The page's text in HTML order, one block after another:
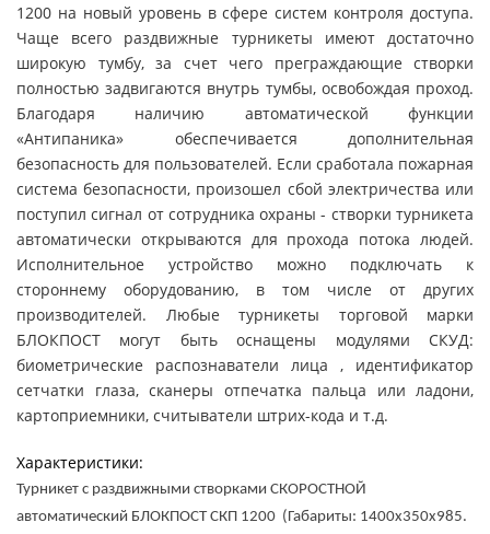
1200 на новый уровень в сфере систем контроля доступа.
Чаще всего раздвижные турникеты имеют достаточно
широкую тумбу, за счет чего преграждающие створки
полностью задвигаются внутрь тумбы, освобождая проход.
Благодаря наличию автоматической функции
«Антипаника» обеспечивается дополнительная
безопасность для пользователей. Если сработала пожарная
система безопасности, произошел сбой электричества или
поступил сигнал от сотрудника охраны - створки турникета
автоматически открываются для прохода потока людей.
Исполнительное устройство можно подключать к
стороннему оборудованию, в том числе от других
производителей. Любые турникеты торговой марки
БЛОКПОСТ могут быть оснащены модулями СКУД:
биометрические распознаватели лица , идентификатор
сетчатки глаза, сканеры отпечатка пальца или ладони,
картоприемники, считыватели штрих-кода и т.д.
Характеристики:
Турникет с раздвижными створками СКОРОСТНОЙ
автоматический БЛОКПОСТ СКП 1200  (Габариты: 1400х350х985.